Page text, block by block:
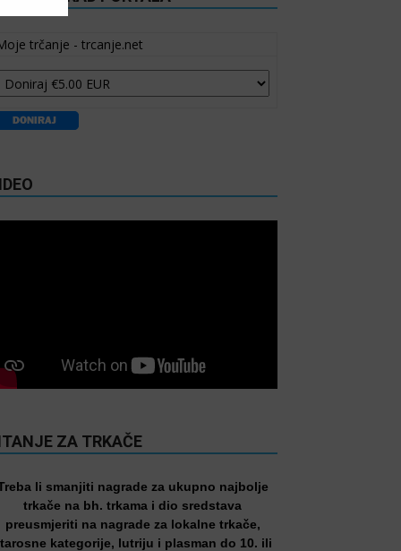
trčanje - trcanje.net
ZA TRKAČE
li smanjiti nagrade za ukupno najbolje
trkače na bh. trkama i dio sredstava
preusmjeriti na nagrade za lokalne trkače,
kategorije, lutriju i plasman do 10. ili